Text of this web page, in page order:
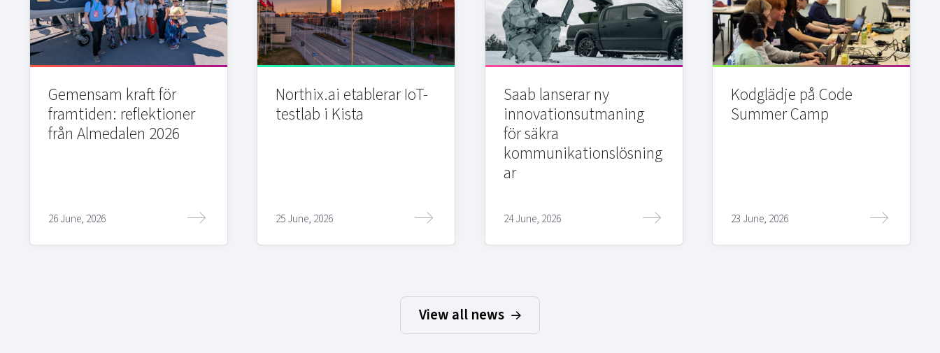
Gemensam kraft för
framtiden: reflektioner
från Almedalen 2026
26 June, 2026
Northix.ai etablerar IoT-
testlab i Kista
25 June, 2026
Saab lanserar ny
innovationsutmaning
för säkra
kommunikationslösning
ar
24 June, 2026
Kodglädje på Code
Summer Camp
23 June, 2026
View all news